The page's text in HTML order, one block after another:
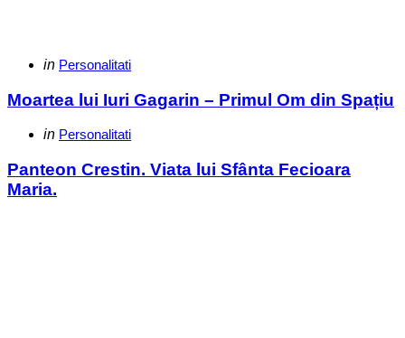
Categories
Posted
in Personalitati
Moartea lui Iuri Gagarin – Primul Om din Spațiu
Categories
Posted
in Personalitati
Panteon Crestin. Viata lui Sfânta Fecioara
Maria.